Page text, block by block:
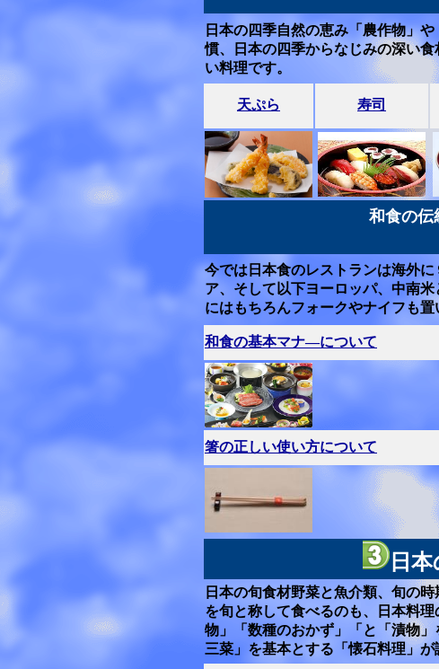
日本の四季自然の恵み「農作物」
慣、日本の四季からなじみの深い
い料理です。
天ぷら 寿司
和食の伝
今では日本食のレストランは海外
ア、そして以下ヨーロッパ、中南
にはもちろんフォークやナイフも
和食の基本マナ―について
箸の正しい使い方について
日
日本の旬食材野菜と魚介類、旬の
を旬と称して食べるのも、日本料理
物」「数種のおかず」「と「漬物
三菜」を基本とする「懐石料理」が